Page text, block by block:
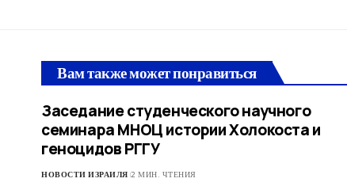
Вам также может понравиться
Заседание студенческого научного
семинара МНОЦ истории Холокоста и
геноцидов РГГУ
НОВОСТИ ИЗРАИЛЯ 2 МИН. ЧТЕНИЯ